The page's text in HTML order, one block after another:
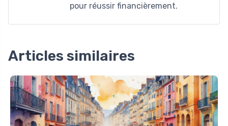
pour réussir financièrement.
Articles similaires